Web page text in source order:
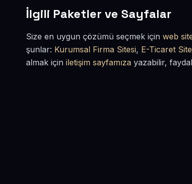
İlgili Paketler ve Sayfalar
Size en uygun çözümü seçmek için web
şunlar: Kurumsal Firma Sitesi, E-Ticaret
almak için iletişim sayfamıza yazabilir,